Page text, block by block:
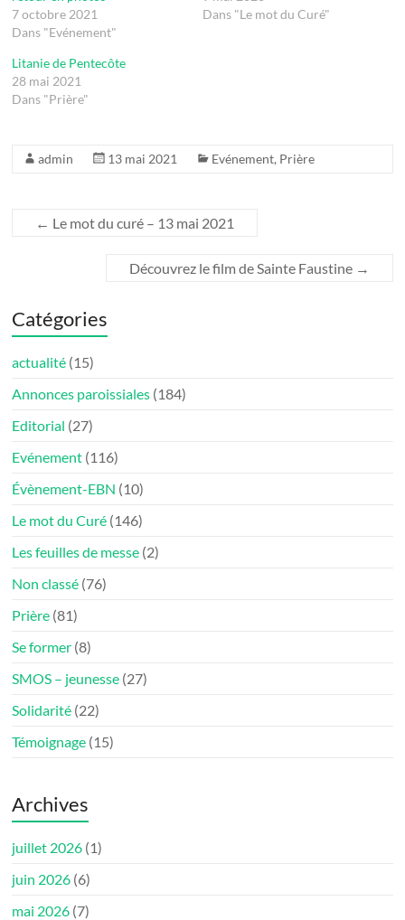
7 octobre 2021
Dans "Evénement"
Dans "Le mot du Curé"
Litanie de Pentecôte
28 mai 2021
Dans "Prière"
admin 13 mai 2021 Evénement, Prière
← Le mot du curé – 13 mai 2021
Découvrez le film de Sainte Faustine →
Catégories
actualité (15)
Annonces paroissiales (184)
Editorial (27)
Evénement (116)
Évènement-EBN (10)
Le mot du Curé (146)
Les feuilles de messe (2)
Non classé (76)
Prière (81)
Se former (8)
SMOS – jeunesse (27)
Solidarité (22)
Témoignage (15)
Archives
juillet 2026 (1)
juin 2026 (6)
mai 2026 (7)